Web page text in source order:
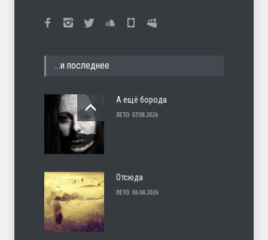
…и последнее
А ещё борода
ЛЕТО 07.08.2026
Отсюда
ЛЕТО 06.08.2026